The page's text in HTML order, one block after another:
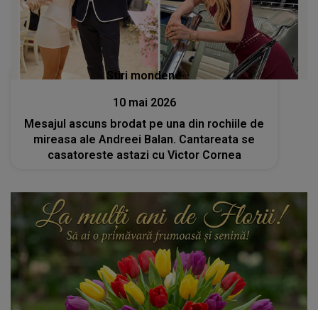
Stiri mondene
10 mai 2026
Mesajul ascuns brodat pe una din rochiile de
mireasa ale Andreei Balan. Cantareata se
casatoreste astazi cu Victor Cornea